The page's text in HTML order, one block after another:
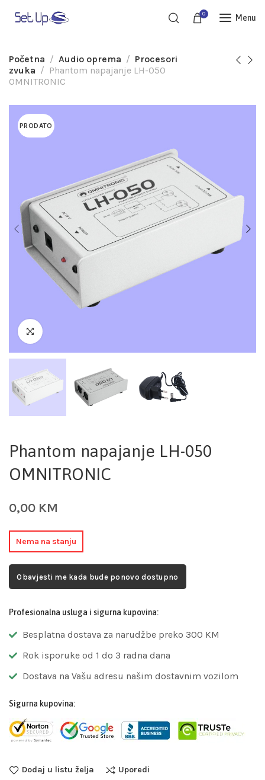
0 Menu
Početna Audio oprema
Procesori
zvuka
Phantom napajanje LH-050
OMNITRONIC
PRODATO
Phantom napajanje LH-050
OMNITRONIC
0,00 KM
Nema na stanju
Obavjesti me kada bude ponovo dostupno
Profesionalna usluga i sigurna kupovina:
Besplatna dostava za narudžbe preko 300 KM
Rok isporuke od 1 do 3 radna dana
Dostava na Vašu adresu našim dostavnim vozilom
Sigurna kupovina:
Dodaj u listu želja Uporedi